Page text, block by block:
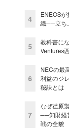
4
ENEOS
織──立ち
5
教科書に
Ventures
6
NECの最
利益のジ
秘訣とは
7
なぜ荏原
──知財経
戦の全貌